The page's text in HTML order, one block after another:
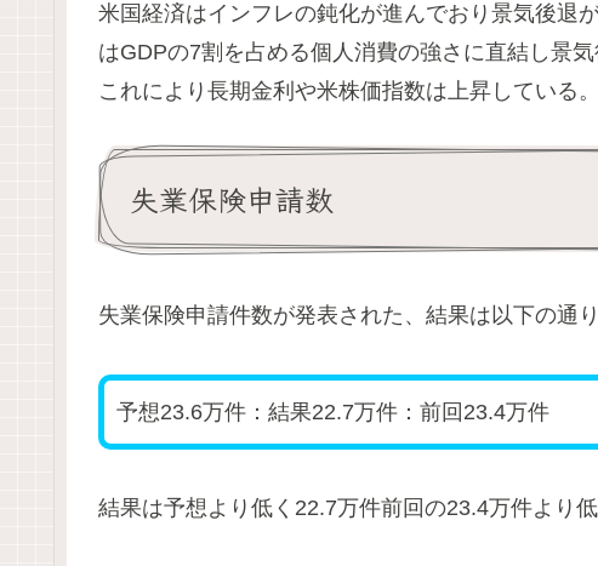
米国経済はインフレの鈍化が進んでおり景気後退
はGDPの7割を占める個人消費の強さに直結し景
これにより長期金利や米株価指数は上昇している。
失業保険申請数
失業保険申請件数が発表された、結果は以下の通り
予想23.6万件：結果22.7万件：前回23.4万件
結果は予想より低く22.7万件前回の23.4万件より